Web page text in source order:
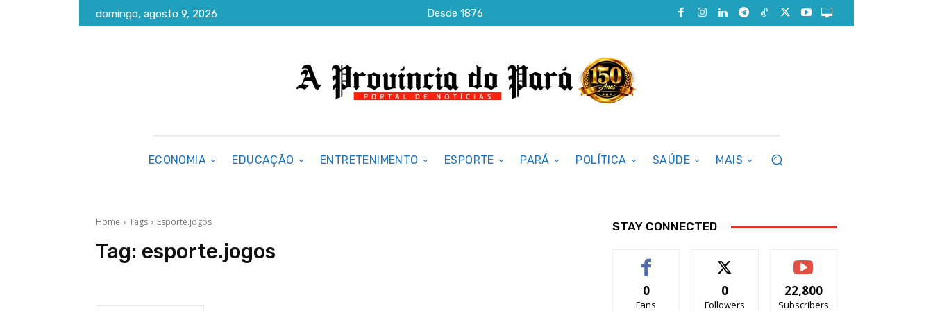
domingo, agosto 9, 2026 Desde 1876
ECONOMIA EDUCAÇÃO ENTRETENIMENTO ESPORTE PARÁ POLÍTICA SAÚDE MAIS
Home Tags Esporte.jogos
Tag: esporte.jogos
STAY CONNECTED
0
Fans
0
Followers
22,800
Subscribers